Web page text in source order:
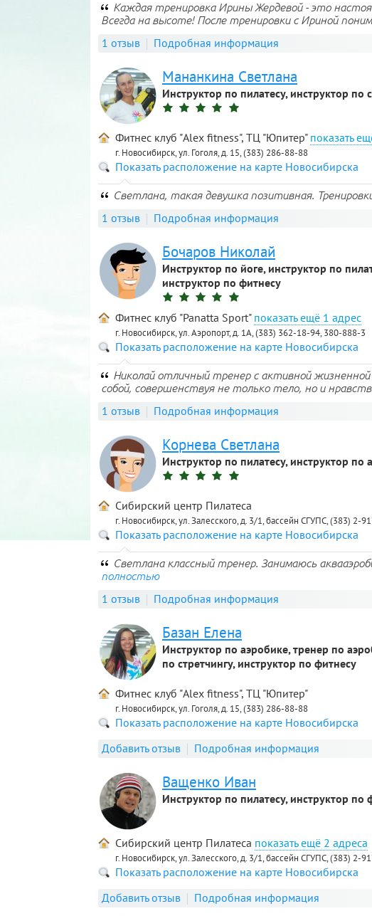
Каждая тренировка Ирины Жердевой - это
Всегда на высоте! После тренировки с Ириной
1 отзыв Подробная информация
Мананкина Светлана
Инструктор по пилатесу, инструктор по
Фитнес клуб "Alex fitness", ТЦ "Юпитер"
г. Новосибирск, ул. Гоголя, д. 15, (383) 286-88-88
Показать расположение на карте Новосибирска
Светлана, такая девушка позитивная.
1 отзыв Подробная информация
Бочаров Николай
Инструктор по йоге, инструктор по
инструктор по фитнесу
Фитнес клуб "Panatta Sport" 1 адрес
г. Новосибирск, ул. Аэропорт, д. 1А, (383) 362-18-94, 380-888-3
Показать расположение на карте Новосибирска
Николай отличный тренер с активной
собой, совершенствуя не только тело, но и
1 отзыв Подробная информация
Корнева Светлана
Инструктор по пилатесу, инструктор по
Сибирский центр Пилатеса
г. Новосибирск, ул. Залесского, д. 3/1, бассейн СГУПС, (383) 2-
Показать расположение на карте Новосибирска
Светлана классный тренер. Занимаюсь
полностью
1 отзыв Подробная информация
Базан Елена
Инструктор по аэробике, тренер по
по стретчингу, инструктор по фитнесу
Фитнес клуб "Alex fitness", ТЦ "Юпитер"
г. Новосибирск, ул. Гоголя, д. 15, (383) 286-88-88
Показать расположение на карте Новосибирска
Добавить отзыв
Подробная информация
Ващенко Иван
Инструктор по пилатесу, инструктор по
Сибирский центр Пилатеса 2 адреса
г. Новосибирск, ул. Залесского, д. 3/1, бассейн СГУПС, (383) 2-
Показать расположение на карте Новосибирска
Добавить отзыв
Подробная информация